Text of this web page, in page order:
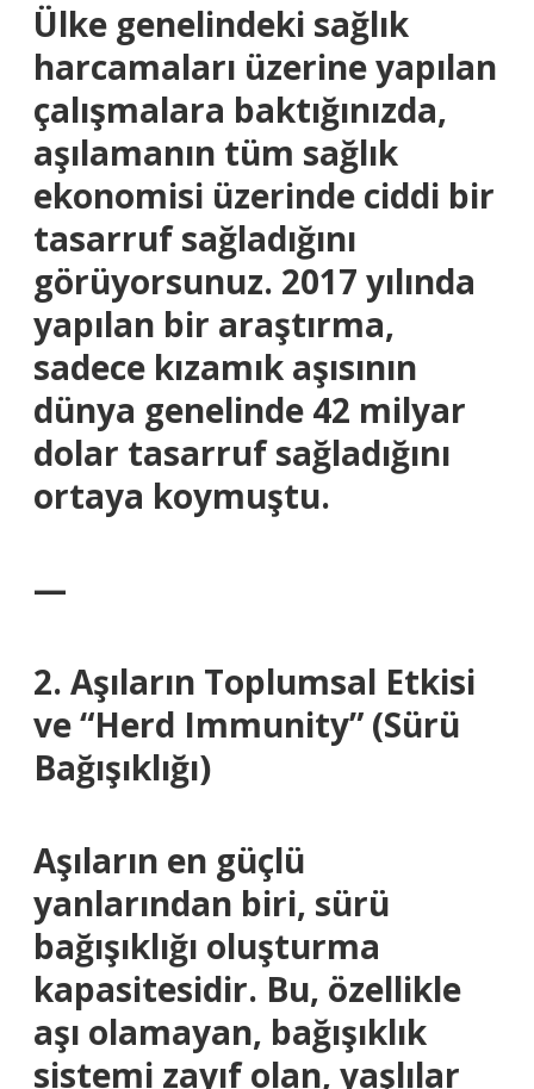
Ülke genelindeki sağlık
harcamaları üzerine yapılan
çalışmalara baktığınızda,
aşılamanın tüm sağlık
ekonomisi üzerinde ciddi bir
tasarruf sağladığını
görüyorsunuz. 2017 yılında
yapılan bir araştırma,
sadece kızamık aşısının
dünya genelinde 42 milyar
dolar tasarruf sağladığını
ortaya koymuştu.
—
2. Aşıların Toplumsal Etkisi
ve “Herd Immunity” (Sürü
Bağışıklığı)
Aşıların en güçlü
yanlarından biri, sürü
bağışıklığı oluşturma
kapasitesidir. Bu, özellikle
aşı olamayan, bağışıklık
sistemi zayıf olan, yaşlılar